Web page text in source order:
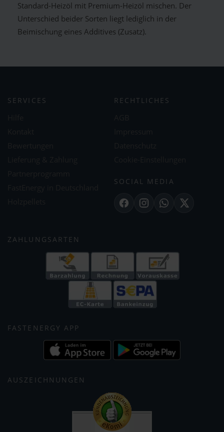
Standard-Heizöl mit Premium-Heizöl mischen. Der
Unterschied beider Sorten liegt lediglich in der
Beimischung eines Additives (Zusatz).
SERVICES RECHTLICHES
SOCIAL MEDIA
FacebookInstagramWhatsApp
X
ZAHLUNGSARTEN
FASTENERGY APP
AUSZEICHNUNGEN